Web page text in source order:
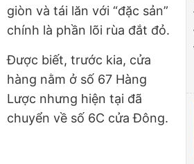
giòn và tái lăn với “đặc sản”
chính là phần lõi rùa đắt đỏ.
Được biết, trước kia, cửa
hàng nằm ở số 67 Hàng
Lược nhưng hiện tại đã
chuyển về số 6C cửa Đông.